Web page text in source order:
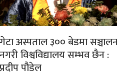
गेटा अस्पताल ३०० बेडमा
नगरी विश्वविद्यालय सम्भव छैन :
प्रदीप पौडेल